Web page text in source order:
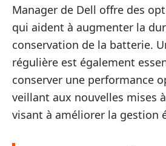
Manager de Dell offre des
qui aident à augmenter la
conservation de la batterie.
régulière est également
conserver une performance
veillant aux nouvelles mises
visant à améliorer la gestion